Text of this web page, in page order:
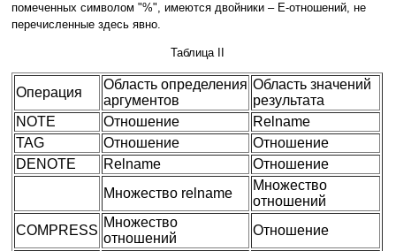
помеченных символом "%", имеются двойники – E-отношений, не
перечисленные здесь явно.
Таблица II
Операция
Область определения
аргументов
Область значений
результата
NOTE
Отношение
Relname
TAG
Отношение
Отношение
DENOTE
Relname
Отношение
Множество relname
Множество
отношений
COMPRESS
Множество
отношений
Отношение